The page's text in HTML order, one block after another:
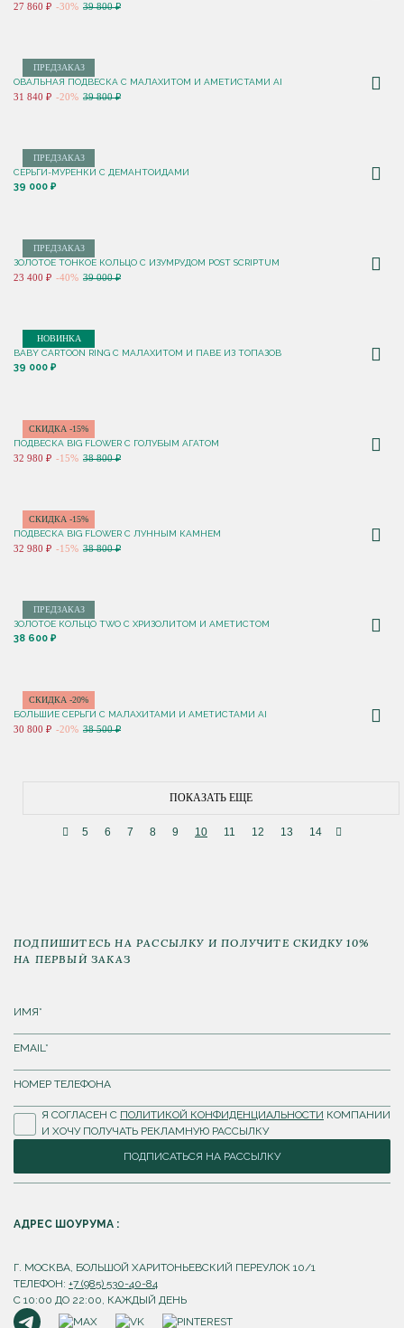
27 860 ₽ -30% 39 800 ₽
ПРЕДЗАКАЗ
ОВАЛЬНАЯ ПОДВЕСКА С МАЛАХИТОМ И АМЕТИСТАМИ AI
31 840 ₽ -20% 39 800 ₽
ПРЕДЗАКАЗ
СЕРЬГИ-МУРЕНКИ С ДЕМАНТОИДАМИ
39 000 ₽
ПРЕДЗАКАЗ
ЗОЛОТОЕ ТОНКОЕ КОЛЬЦО С ИЗУМРУДОМ POST SCRIPTUM
23 400 ₽ -40% 39 000 ₽
НОВИНКА
BABY CARTOON RING С МАЛАХИТОМ И ПАВЕ ИЗ ТОПАЗОВ
39 000 ₽
СКИДКА -15%
ПОДВЕСКА BIG FLOWER С ГОЛУБЫМ АГАТОМ
32 980 ₽ -15% 38 800 ₽
СКИДКА -15%
ПОДВЕСКА BIG FLOWER С ЛУННЫМ КАМНЕМ
32 980 ₽ -15% 38 800 ₽
ПРЕДЗАКАЗ
ЗОЛОТОЕ КОЛЬЦО TWO С ХРИЗОЛИТОМ И АМЕТИСТОМ
38 600 ₽
СКИДКА -20%
БОЛЬШИЕ СЕРЬГИ С МАЛАХИТАМИ И АМЕТИСТАМИ AI
30 800 ₽ -20% 38 500 ₽
ПОКАЗАТЬ ЕЩЕ
5 6 7 8 9 10 11 12 13 14
ПОДПИШИТЕСЬ НА РАССЫЛКУ И ПОЛУЧИТЕ СКИДКУ 10%
НА ПЕРВЫЙ ЗАКАЗ
Я СОГЛАСЕН С ПОЛИТИКОЙ КОНФИДЕНЦИАЛЬНОСТИ КОМПАНИИ
И ХОЧУ ПОЛУЧАТЬ РЕКЛАМНУЮ РАССЫЛКУ
ПОДПИСАТЬСЯ НА РАССЫЛКУ
АДРЕС ШОУРУМА :
Г. МОСКВА, БОЛЬШОЙ ХАРИТОНЬЕВСКИЙ ПЕРЕУЛОК 10/1
ТЕЛЕФОН: +7 (985) 530-40-84
С 10:00 ДО 22:00, КАЖДЫЙ ДЕНЬ